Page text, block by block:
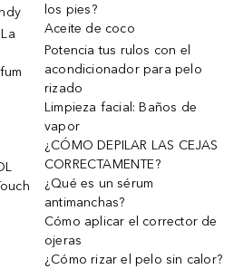
los pies?
Aceite de coco
Potencia tus rulos con el
acondicionador para pelo
rizado
Limpieza facial: Baños de
vapor
¿CÓMO DEPILAR LAS CEJAS
CORRECTAMENTE?
¿Qué es un sérum
antimanchas?
Cómo aplicar el corrector de
ojeras
¿Cómo rizar el pelo sin calor?